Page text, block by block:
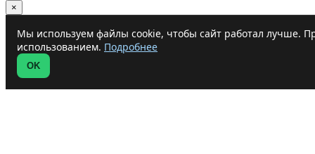
×
Мы используем файлы cookie, чтобы сайт работал лучше.
использованием. Подробнее
OK